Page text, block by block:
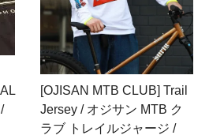
[OJISAN MTB CLUB] Trail
Jersey / オジサン MTB ク
ラブ トレイルジャージ /